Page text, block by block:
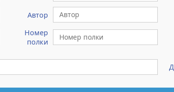
Автор
Номер
полки